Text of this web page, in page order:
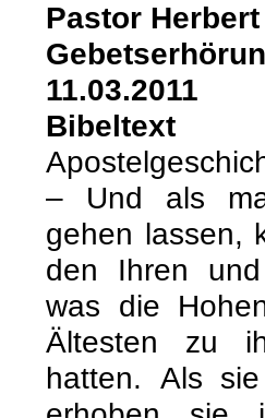
Pastor
11.03.2011
Bibeltext
– Und als
gehen lassen,
den Ihren
was die
Ältesten zu
hatten.
Als